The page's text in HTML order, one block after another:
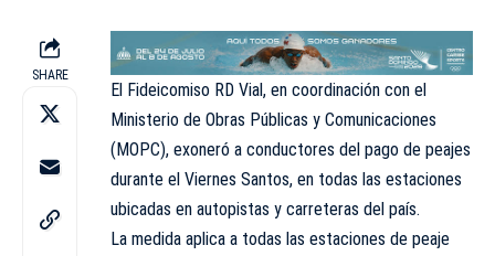
SHARE
El Fideicomiso RD Vial, en coordinación con el
Ministerio de Obras Públicas y Comunicaciones
( MOPC), exoneró a conductores del pago de peajes
durante el Viernes Santos, en todas las estaciones
ubicadas en autopistas y carreteras del país.
La medida aplica a todas las estaciones de peaje